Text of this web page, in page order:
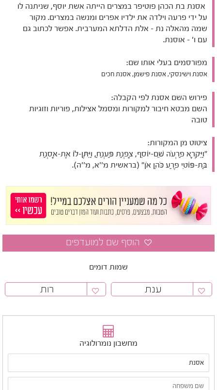
אסנת בת הכהן פוטיפר במצרים הייתה אשת יוסף, שניתנה לו
על ידי פרעה וילדה את ילדיו אפרים ומנשה במצרים. מקור
שמה מהאלה נת - אלת הדלתא המערבית. אפשר לכתוב גם
עם ו' - אוסנת.
מפורסמים בעלי אותו שם:
אסנת וישינסקי, אסנת פישמן, אסנת חכים
פירוש השם אסנת לפי הקבלה:
השם מבטא חיבור למקורות ומסמל אצילות, פוריות וזוגיות
טובה
ציטוט מן המקורות:
"וַיִּקְרָא פַרְעֹה שֵׁם-יוֹסֵף, צָפְנַת פַּעְנֵחַ, וַיִּתֶּן-לוֹ אֶת-אָסְנַת
בַּת-פּוֹטִי פֶרַע כֹּהֵן אֹן" (בראשית מ''א, מ''ה).
שמות דומים
ענת רות
מחשבון נומרולוגיה